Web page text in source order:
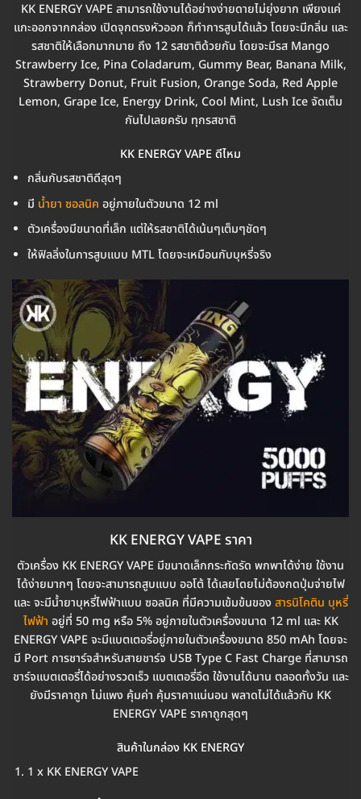
KK ENERGY VAPE สามารถใช้งานได้อย่างง่ายดายไม่ยุ่งยาก เพียงแค่
แกะออกจากกล่อง เปิดจุกตรงหัวออก ก็ทำการสูบได้แล้ว โดยจะมีกลิ่น และ
รสชาติให้เลือกมากมาย ถึง 12 รสชาติด้วยกัน โดยจะมีรส Mango
Strawberry Ice, Pina Coladarum, Gummy Bear, Banana Milk,
Strawberry Donut, Fruit Fusion, Orange Soda, Red Apple
Lemon, Grape Ice, Energy Drink, Cool Mint, Lush Ice จัดเต็ม
กันไปเลยครับ ทุกรสชาติ
KK ENERGY VAPE ดีไหม
กลิ่นกับรสชาติดีสุดๆ
มี น้ำยา ซอลนิค อยู่ภายในตัวขนาด 12 ml
ตัวเครื่องมีขนาดที่เล็ก แต่ให้รสชาติได้เน้นๆเต็มๆชัดๆ
ให้ฟิลลิ่งในการสูบแบบ MTL โดยจะเหมือนกับบุหรี่จริง
KK ENERGY VAPE ราคา
ตัวเครื่อง KK ENERGY VAPE มีขนาดเล็กกระทัดรัด พกพาได้ง่าย ใช้งาน
ได้ง่ายมากๆ โดยจะสามารถสูบแบบ ออโต้ ได้เลยโดยไม่ต้องกดปุ่มจ่ายไฟ
และ จะมีน้ำยาบุหรี่ไฟฟ้าแบบ ซอลนิค ที่มีความเข้มข้นของ สารนิโคติน บุหรี่
ไฟฟ้า อยู่ที่ 50 mg หรือ 5% อยู่ภายในตัวเครื่องขนาด 12 ml และ KK
ENERGY VAPE จะมีแบตเตอรี่อยู่ภายในตัวเครื่องขนาด 850 mAh โดยจะ
มี Port การชาร์จสำหรับสายชาร์จ USB Type C Fast Charge ที่สามารถ
ชาร์จแบตเตอรี่ได้อย่างรวดเร็ว แบตเตอรี่อึด ใช้งานได้นาน ตลอดทั้งวัน และ
ยังมีราคาถูก ไม่แพง คุ้มค่า คุ้มราคาแน่นอน พลาดไม่ได้แล้วกับ KK
ENERGY VAPE ราคาถูกสุดๆ
สินค้าในกล่อง KK ENERGY
1 x KK ENERGY VAPE